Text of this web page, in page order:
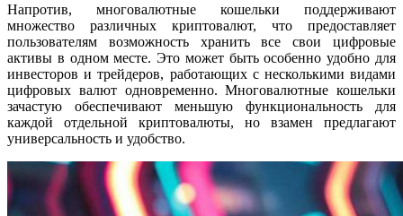
Напротив, многовалютные кошельки поддерживают
множество различных криптовалют, что предоставляет
пользователям возможность хранить все свои цифровые
активы в одном месте. Это может быть особенно удобно для
инвесторов и трейдеров, работающих с несколькими видами
цифровых валют одновременно. Многовалютные кошельки
зачастую обеспечивают меньшую функциональность для
каждой отдельной криптовалюты, но взамен предлагают
универсальность и удобство.